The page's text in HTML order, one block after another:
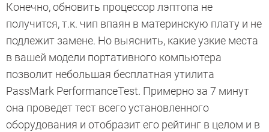
Конечно, обновить процессор лэптопа не
получится, т.к. чип впаян в материнскую плату и не
подлежит замене. Но выяснить, какие узкие места
в вашей модели портативного компьютера
позволит небольшая бесплатная утилита
PassMark PerformanceTest. Примерно за 7 минут
она проведет тест всего установленного
оборудования и отобразит его рейтинг в целом и в